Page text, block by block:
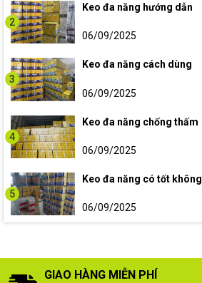
2
Keo đa năng hướng dẫn
06/09/2025
3
Keo đa năng cách dùng
06/09/2025
4
Keo đa năng chống thấm
06/09/2025
5
Keo đa năng có tốt không
06/09/2025
GIAO HÀNG MIỄN PHÍ